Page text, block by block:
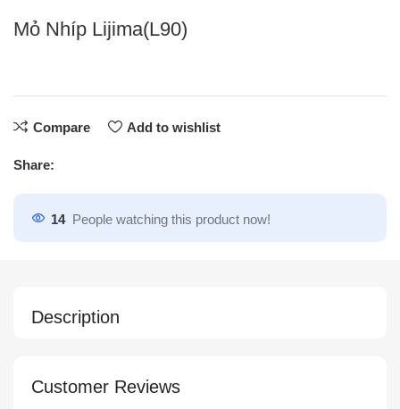
Mỏ Nhíp Lijima(L90)
Compare Add to wishlist
Share:
14 People watching this product now!
Description
Customer Reviews